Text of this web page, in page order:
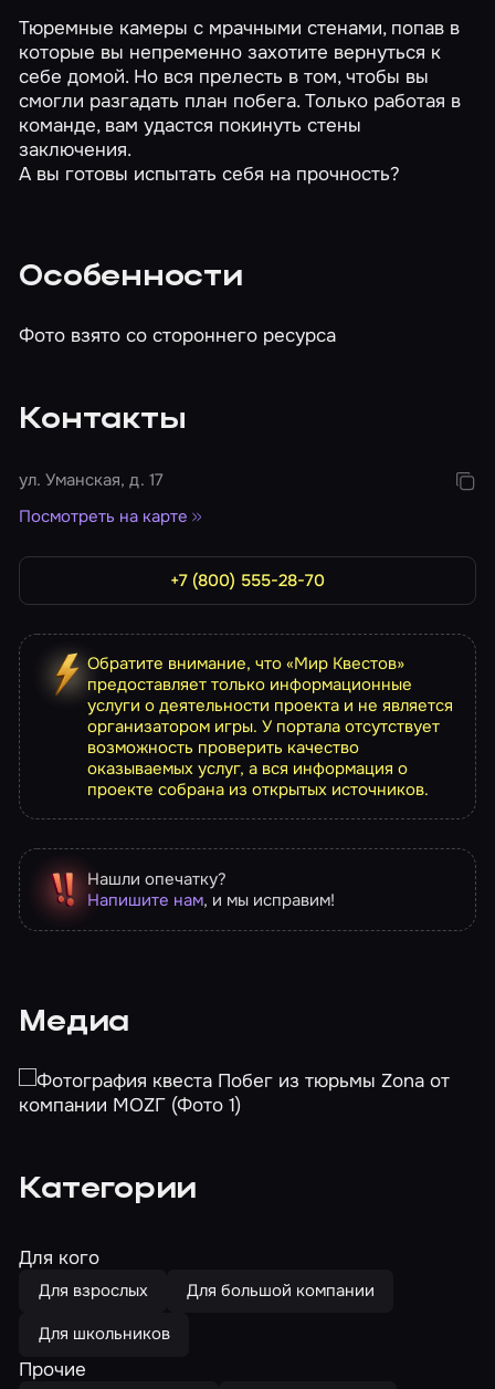
Тюремные камеры с мрачными стенами, попав в
которые вы непременно захотите вернуться к
себе домой. Но вся прелесть в том, чтобы вы
смогли разгадать план побега. Только работая в
команде, вам удастся покинуть стены
заключения.
А вы готовы испытать себя на прочность?
Особенности
Фото взято со стороннего ресурса
Контакты
ул. Уманская, д. 17
Посмотреть на карте
+7 (800) 555-28-70
Обратите внимание, что «Мир Квестов»
предоставляет только информационные
услуги о деятельности проекта и не является
организатором игры. У портала отсутствует
возможность проверить качество
оказываемых услуг, а вся информация о
проекте собрана из открытых источников.
Нашли опечатку?
Напишите нам, и мы исправим!
Медиа
Категории
Для кого
Для взрослых
Для большой компании
Для школьников
Прочие